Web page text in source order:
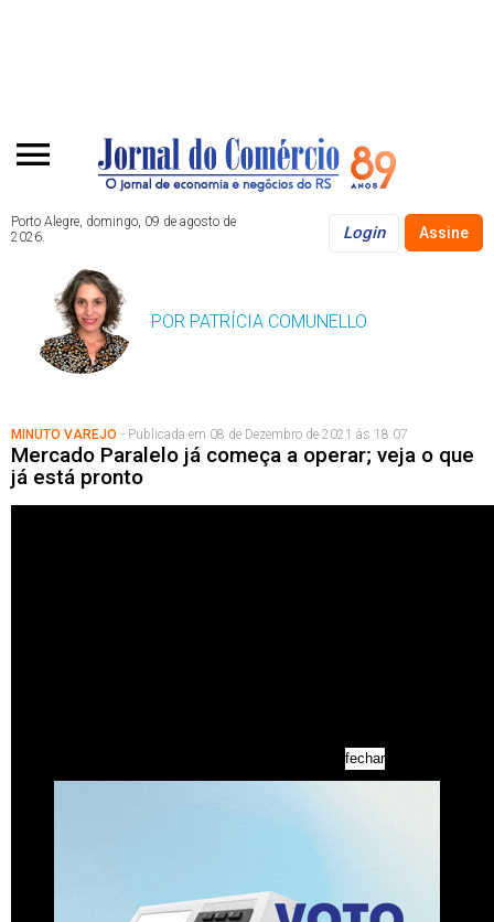
Porto Alegre, domingo, 09 de agosto de
2026.
Login Assine
POR PATRÍCIA COMUNELLO
MINUTO VAREJO - Publicada em 08 de Dezembro de 2021 às 18:07
Mercado Paralelo já começa a operar; veja o que
já está pronto
fechar